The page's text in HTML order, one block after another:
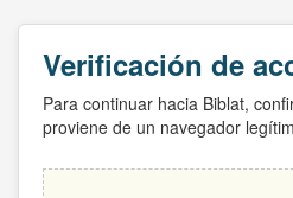
Verificación de
Para continuar hacia Biblat,
proviene de un navegador